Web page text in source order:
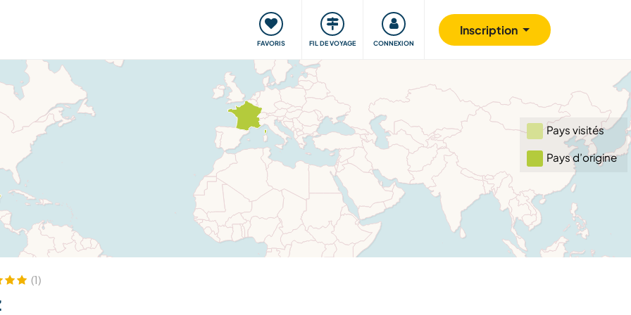
FAVORIS FIL DE VOYAGE CONNEXION
Inscription
Voyager, apprendre Communauté S'impliquer Sécurité
Pays visités
Pays d’origine
(1)